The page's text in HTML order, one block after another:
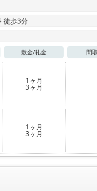
徒歩3分
敷金/礼金 間
1 ヶ月
3ヶ月
1 ヶ月
3ヶ月